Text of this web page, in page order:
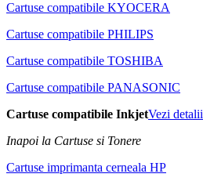
Cartuse compatibile KYOCERA
Cartuse compatibile PHILIPS
Cartuse compatibile TOSHIBA
Cartuse compatibile PANASONIC
Cartuse compatibile InkjetVezi detalii
Inapoi la Cartuse si Tonere
Cartuse imprimanta cerneala HP